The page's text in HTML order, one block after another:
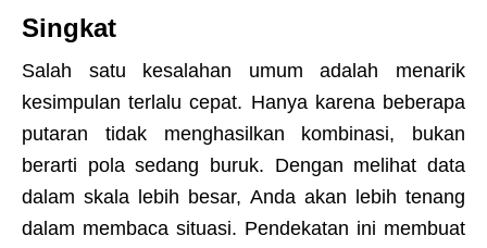
Singkat
Salah satu kesalahan umum adalah menarik
kesimpulan terlalu cepat. Hanya karena beberapa
putaran tidak menghasilkan kombinasi, bukan
berarti pola sedang buruk. Dengan melihat data
dalam skala lebih besar, Anda akan lebih tenang
dalam membaca situasi. Pendekatan ini membuat